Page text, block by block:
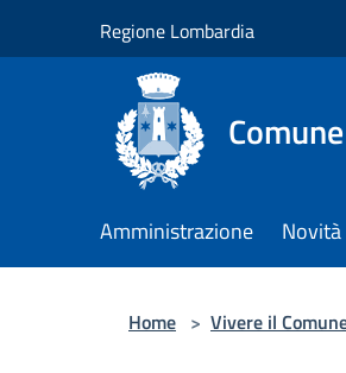
Regione Lombardia
Amministrazione Novità
Home > Vivere il